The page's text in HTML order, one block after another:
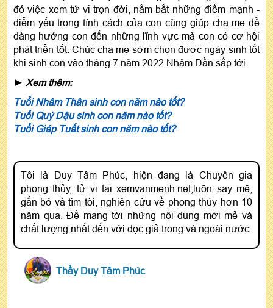
đó việc xem tử vi trọn đời, nắm bắt những điểm mạnh -
điểm yếu trong tính cách của con cũng giúp cha mẹ dễ
dàng hướng con đến những lĩnh vực mà con có cơ hội
phát triển tốt. Chúc cha mẹ sớm chọn được ngày sinh tốt
khi sinh con vào tháng 7 năm 2022 Nhâm Dần sắp tới.
► Xem thêm:
Tuổi Nhâm Thân sinh con năm nào tốt?
Tuổi Quý Dậu sinh con năm nào tốt?
Tuổi Giáp Tuất sinh con năm nào tốt?
Tôi là Duy Tâm Phúc, hiện đang là Chuyên gia
phong thủy, tử vi tại xemvanmenh.net,luôn say mê,
gắn bó và tìm tòi, nghiên cứu về phong thủy hơn 10
năm qua. Để mang tới những nội dung mới mẻ và
chất lượng nhất đến với đọc giả trong và ngoài nước
Thầy Duy Tâm Phúc